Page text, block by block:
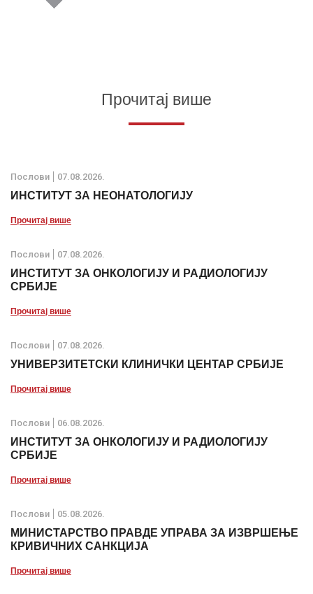
Прочитај више
Послови 07.08.2026.
ИНСТИТУТ ЗА НЕОНАТОЛОГИЈУ
Прочитај више
Послови 07.08.2026.
ИНСТИТУТ ЗА ОНКОЛОГИЈУ И РАДИОЛОГИЈУ
СРБИЈЕ
Прочитај више
Послови 07.08.2026.
УНИВЕРЗИТЕТСКИ КЛИНИЧКИ ЦЕНТАР СРБИЈЕ
Прочитај више
Послови 06.08.2026.
ИНСТИТУТ ЗА ОНКОЛОГИЈУ И РАДИОЛОГИЈУ
СРБИЈЕ
Прочитај више
Послови 05.08.2026.
МИНИСТАРСТВО ПРАВДЕ УПРАВА ЗА ИЗВРШЕЊЕ
КРИВИЧНИХ САНКЦИЈА
Прочитај више